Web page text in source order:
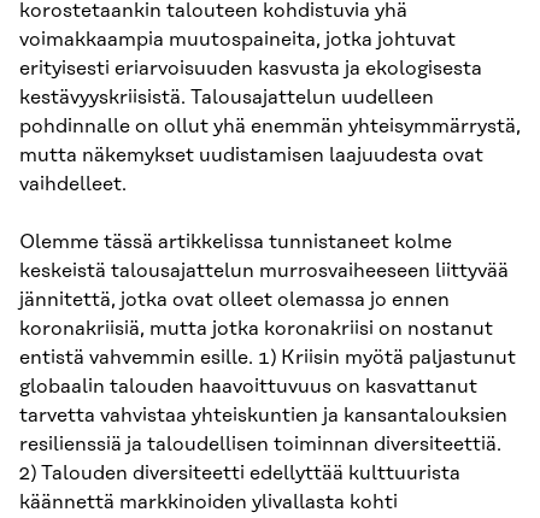
korostetaankin talouteen kohdistuvia yhä
voimakkaampia muutospaineita, jotka johtuvat
erityisesti eriarvoisuuden kasvusta ja ekologisesta
kestävyyskriisistä. Talousajattelun uudelleen
pohdinnalle on ollut yhä enemmän yhteisymmärrystä,
mutta näkemykset uudistamisen laajuudesta ovat
vaihdelleet.
Olemme tässä artikkelissa tunnistaneet kolme
keskeistä talousajattelun murrosvaiheeseen liittyvää
jännitettä, jotka ovat olleet olemassa jo ennen
koronakriisiä, mutta jotka koronakriisi on nostanut
entistä vahvemmin esille. 1) Kriisin myötä paljastunut
globaalin talouden haavoittuvuus on kasvattanut
tarvetta vahvistaa yhteiskuntien ja kansantalouksien
resilienssiä ja taloudellisen toiminnan diversiteettiä.
2) Talouden diversiteetti edellyttää kulttuurista
käännettä markkinoiden ylivallasta kohti